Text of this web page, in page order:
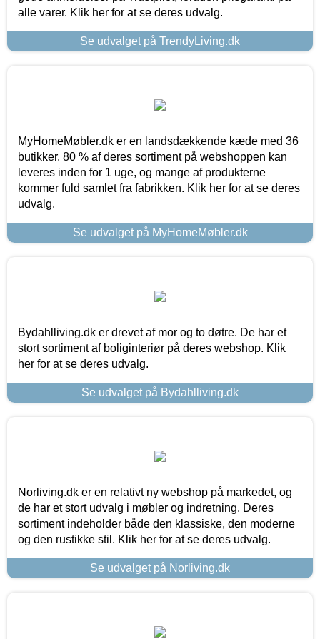
alle varer. Klik her for at se deres udvalg.
Se udvalget på TrendyLiving.dk
MyHomeMøbler.dk er en landsdækkende kæde med 36
butikker. 80 % af deres sortiment på webshoppen kan
leveres inden for 1 uge, og mange af produkterne
kommer fuld samlet fra fabrikken. Klik her for at se deres
udvalg.
Se udvalget på MyHomeMøbler.dk
Bydahlliving.dk er drevet af mor og to døtre. De har et
stort sortiment af boliginteriør på deres webshop. Klik
her for at se deres udvalg.
Se udvalget på Bydahlliving.dk
Norliving.dk er en relativt ny webshop på markedet, og
de har et stort udvalg i møbler og indretning. Deres
sortiment indeholder både den klassiske, den moderne
og den rustikke stil. Klik her for at se deres udvalg.
Se udvalget på Norliving.dk